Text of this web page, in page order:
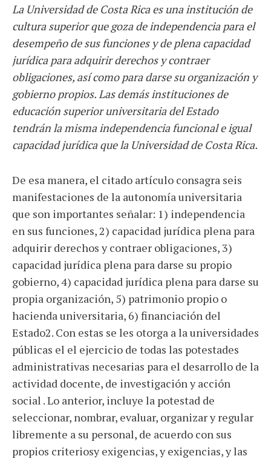
La Universidad de Costa Rica es una institución de
cultura superior que goza de independencia para el
desempeño de sus funciones y de plena capacidad
jurídica para adquirir derechos y contraer
obligaciones, así como para darse su organización y
gobierno propios. Las demás instituciones de
educación superior universitaria del Estado
tendrán la misma independencia funcional e igual
capacidad jurídica que la Universidad de Costa Rica.
De esa manera, el citado artículo consagra seis
manifestaciones de la autonomía universitaria
que son importantes señalar: 1) independencia
en sus funciones, 2) capacidad jurídica plena para
adquirir derechos y contraer obligaciones, 3)
capacidad jurídica plena para darse su propio
gobierno, 4) capacidad jurídica plena para darse su
propia organización, 5) patrimonio propio o
hacienda universitaria, 6) financiación del
Estado2. Con estas se les otorga a la universidades
públicas el el ejercicio de todas las potestades
administrativas necesarias para el desarrollo de la
actividad docente, de investigación y acción
social . Lo anterior, incluye la potestad de
seleccionar, nombrar, evaluar, organizar y regular
libremente a su personal, de acuerdo con sus
propios criteriosy exigencias, y exigencias, y las